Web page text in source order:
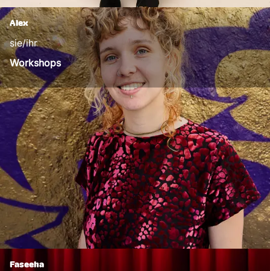
Alex
sie/ihr
Workshops
Faseeha